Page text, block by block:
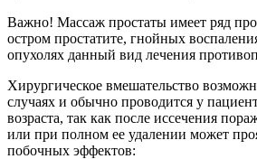
Важно! Массаж простаты имеет ряд
остром простатите, гнойных
опухолях данный вид лечения
Хирургическое вмешательство
случаях и обычно проводится у
возраста, так как после иссечения
или при полном ее удалении может
побочных эффектов: